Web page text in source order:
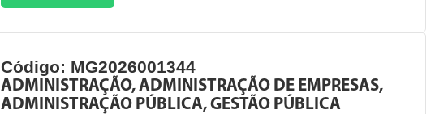
Código: MG2026001344
ADMINISTRAÇÃO, ADMINISTRAÇÃO DE EMPRESAS,
ADMINISTRAÇÃO PÚBLICA, GESTÃO PÚBLICA